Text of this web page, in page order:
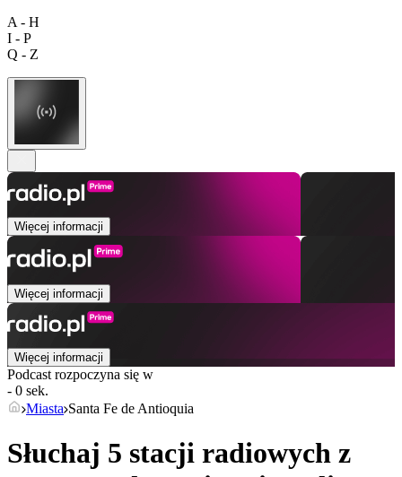
A - H
I - P
Q - Z
Więcej informacji
Więcej informacji
Więcej informacji
Podcast rozpoczyna się w
- 0 sek.
Miasta Santa Fe de Antioquia
Słuchaj 5 stacji radiowych z